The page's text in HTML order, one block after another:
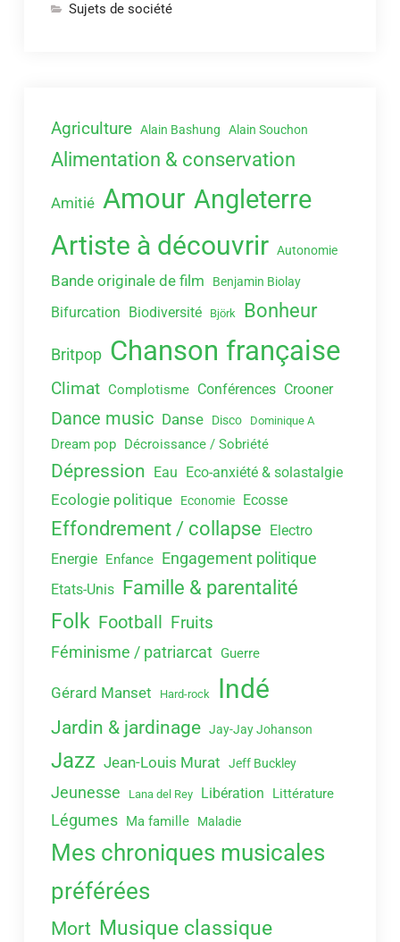
Sujets de société
Agriculture Alain Bashung Alain Souchon
Alimentation & conservation
Amitié Amour Angleterre
Artiste à découvrir Autonomie
Bande originale de film Benjamin Biolay
Bifurcation Biodiversité Björk Bonheur
Britpop Chanson française
Climat Complotisme Conférences Crooner
Dance music Danse Disco Dominique A
Dream pop Décroissance / Sobriété
Dépression Eau Eco-anxiété & solastalgie
Ecologie politique Economie Ecosse
Effondrement / collapse
Electro
Energie
Enfance Engagement politique
Etats-Unis Famille & parentalité
Folk Football Fruits
Féminisme / patriarcat Guerre
Gérard Manset Hard-rock Indé
Jardin & jardinage Jay-Jay Johanson
Jazz Jean-Louis Murat Jeff Buckley
Jeunesse Lana del Rey Libération Littérature
Légumes Ma famille Maladie
Mes chroniques musicales
préférées
Mort Musique classique